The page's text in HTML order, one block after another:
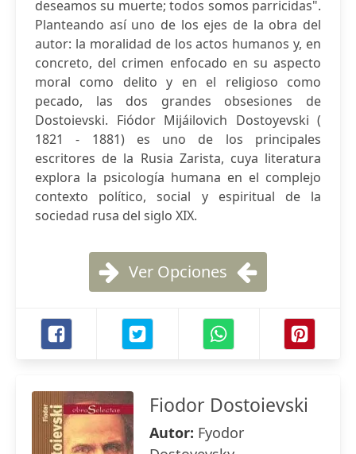
deseamos su muerte; todos somos parricidas".
Planteando así uno de los ejes de la obra del
autor: la moralidad de los actos humanos y, en
concreto, del crimen enfocado en su aspecto
moral como delito y en el religioso como
pecado, las dos grandes obsesiones de
Dostoievski. Fiódor Mijáilovich Dostoyevski (
1821 - 1881) es uno de los principales
escritores de la Rusia Zarista, cuya literatura
explora la psicología humana en el complejo
contexto político, social y espiritual de la
sociedad rusa del siglo XIX.
Ver Opciones
Fiodor Dostoievski
Autor: Fyodor